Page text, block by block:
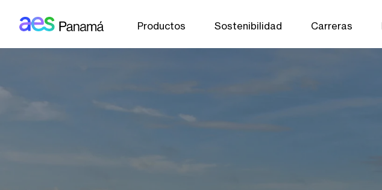
Productos Sostenibilidad Carreras